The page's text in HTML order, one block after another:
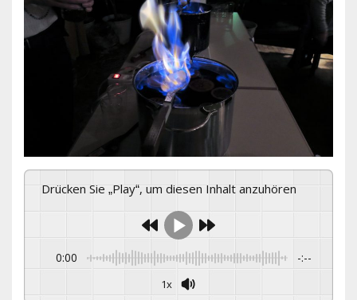
Drücken Sie „Play“, um diesen Inhalt anzuhören
0:00 -:--
1x